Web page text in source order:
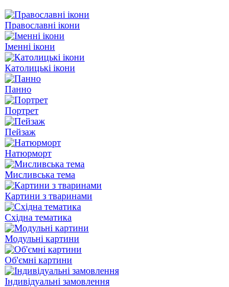
Православні ікони
Іменні ікони
Католицькі ікони
Панно
Портрет
Пейзаж
Натюрморт
Мисливська тема
Картини з тваринами
Східна тематика
Модульні картини
Об'ємні картини
Індивідуальні замовлення